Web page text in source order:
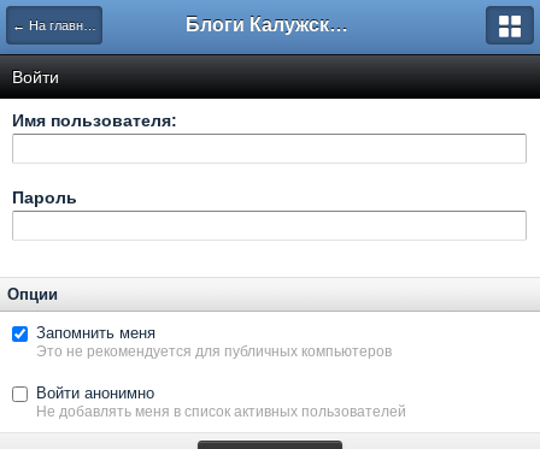
← На главную Блоги Калужского перекрестка
Войти
Имя пользователя:
Пароль
Опции
Запомнить меня
Это не рекомендуется для публичных компьютеров
Войти анонимно
Не добавлять меня в список активных пользователей